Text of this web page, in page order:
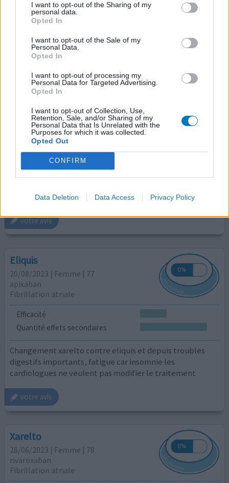
I want to opt-out of the Sharing of my
personal data.
Opted In
I want to opt-out of the Sale of my
Personal Data.
Opted In
I want to opt-out of processing my
Personal Data for Targeted Advertising.
Opted In
I want to opt-out of Collection, Use,
Retention, Sale, and/or Sharing of my
Personal Data that Is Unrelated with the
Purposes for which it was collected.
Opted Out
CONFIRM
Data Deletion Data Access Privacy Policy
Sotalol
06/09/2023 | Homme | 64
Fibrillation atriale
Efficacité
Quantité effets secondaires
Traitement établi par ma Cardio 80 mg le matin et 40 le
soir ( AC/FA ) et coronarien . Une semaine plus tard
arythmie pendant le we et bradycardie à 45 constatée (
peut-être plus bas ... ) Arrêt du traitement propre
fois/jour . Retour à la normale mai...lire la suite
votre avis
Eliquis
20/08/2023 | Femme | 77
apixaban
Fibrillation atriale
Efficacité
Quantité effets secondaires
Changement xarelto contre eliquis et depuis troubles
digestifs importants, fatigue car insomnie les
cardiologues ne veulent pas modifier le traitement
votre avis
Xarelto
28/06/2023 | Femme | 78
rivaroxaban
Fibrillation atriale